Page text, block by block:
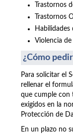
Trastornos
Trastornos
Habilidades
Violencia
¿Cómo
Para solicitar el
rellenar el
que cumple con
exigidos en la
Protección de
En un plazo no